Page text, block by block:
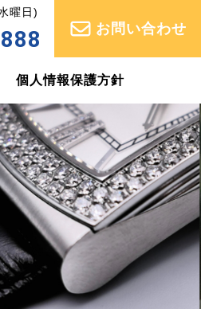
曜日)
お問い合わせ
個人情報保護方針